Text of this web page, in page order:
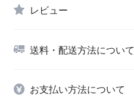
レビュー
送料・配送方法について
お支払い方法について